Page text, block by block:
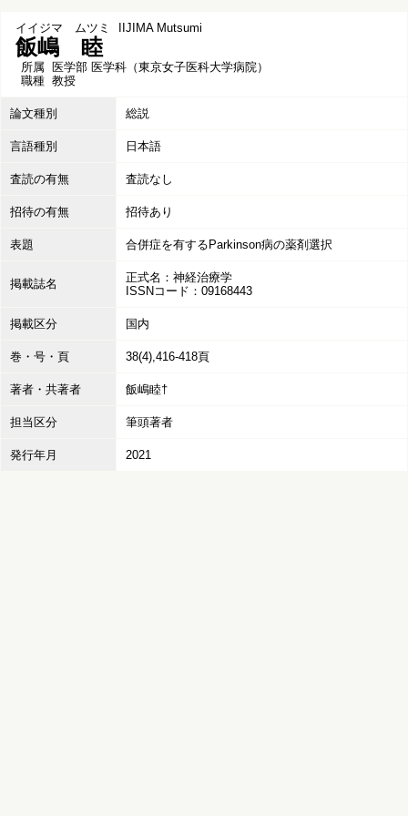
イイジマ ムツミ IIJIMA Mutsumi
飯嶋 睦
所属 医学部 医学科（東京女子医科大学病院）
職種 教授
論文種別 総説
言語種別 日本語
査読の有無 査読なし
招待の有無 招待あり
表題 合併症を有するParkinson病の薬剤選択
掲載誌名
正式名：神経治療学
ISSNコード：09168443
掲載区分 国内
巻・号・頁 38(4),416-418頁
著者・共著者 飯嶋睦†
担当区分 筆頭著者
発行年月 2021